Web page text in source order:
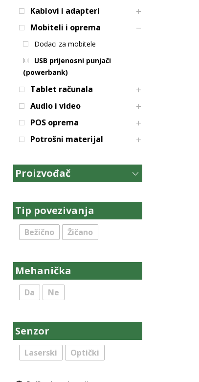
Kablovi i adapteri
Mobiteli i oprema
Dodaci za mobitele
USB prijenosni punjači
(powerbank)
Tablet računala
Audio i video
POS oprema
Potrošni materijal
Proizvođač
Tip povezivanja
Bežično Žičano
Mehanička
Da Ne
Senzor
Laserski Optički